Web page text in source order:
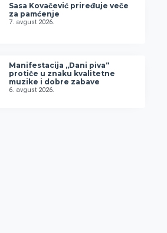
Sasa Kovačević priređuje veče
za pamćenje
7. avgust 2026.
Manifestacija „Dani piva“
protiče u znaku kvalitetne
muzike i dobre zabave
6. avgust 2026.